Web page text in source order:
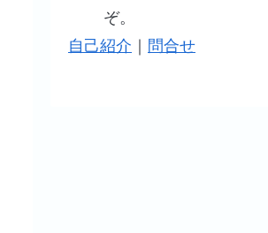
ぞ。
自己紹介
問合せ